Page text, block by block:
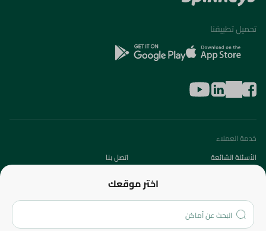
اختر موقعك
تحميل تطبيقنا
خدمة العملاء
الأسئلة الشائعة
اتصل بنا
من نحن؟
الفروع
المزيد